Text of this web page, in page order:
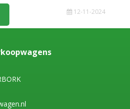
12-11-2024